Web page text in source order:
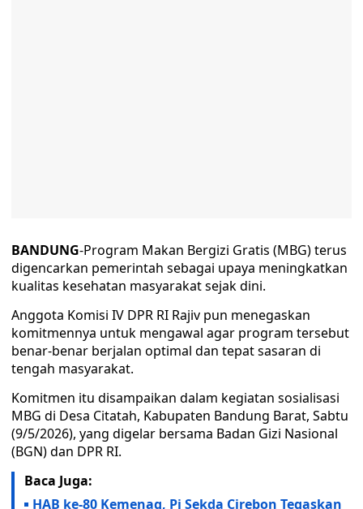
BANDUNG-Program Makan Bergizi Gratis (MBG) terus
digencarkan pemerintah sebagai upaya meningkatkan
kualitas kesehatan masyarakat sejak dini.
Anggota Komisi IV DPR RI Rajiv pun menegaskan
komitmennya untuk mengawal agar program tersebut
benar-benar berjalan optimal dan tepat sasaran di
tengah masyarakat.
Komitmen itu disampaikan dalam kegiatan sosialisasi
MBG di Desa Citatah, Kabupaten Bandung Barat, Sabtu
(9/5/2026), yang digelar bersama Badan Gizi Nasional
(BGN) dan DPR RI.
Baca Juga:
HAB ke-80 Kemenag, Pj Sekda Cirebon Tegaskan